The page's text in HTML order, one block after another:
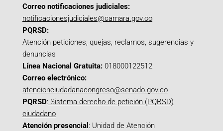
Correo notificaciones judiciales:
notificacionesjudiciales@camara.gov.co
PQRSD:
Atención peticiones, quejas, reclamos, sugerencias y
denuncias
Línea Nacional Gratuita: 018000122512
Correo electrónico:
atencionciudadanacongreso@senado.gov.co
PQRSD: Sistema derecho de petición (PQRSD)
ciudadano
Atención presencial : Unidad de Atención